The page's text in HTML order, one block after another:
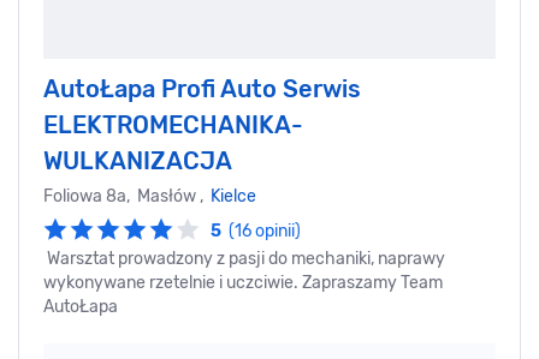
AutoŁapa Profi Auto Serwis
ELEKTROMECHANIKA-
WULKANIZACJA
Foliowa 8a, Masłów , Kielce
5 (16 opinii)
Warsztat prowadzony z pasji do mechaniki, naprawy
wykonywane rzetelnie i uczciwie. Zapraszamy Team
AutoŁapa